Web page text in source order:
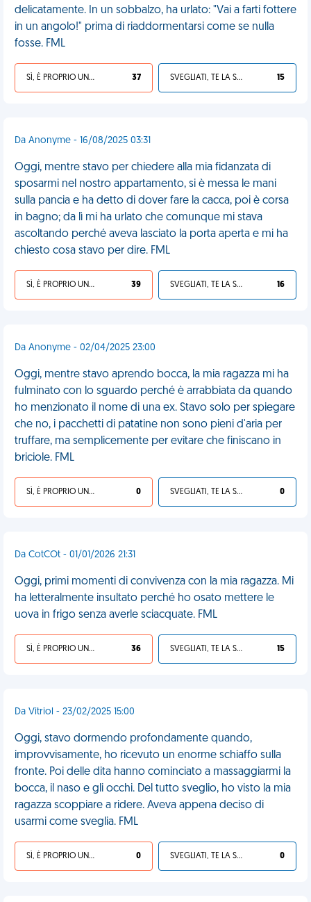
delicatamente. In un sobbalzo, ha urlato: "Vai a farti fottere
in un angolo!" prima di riaddormentarsi come se nulla
fosse. FML
SÌ, È PROPRIO UNA VDM! 37 SVEGLIATI, TE LA SEI CERCATA! 15
Da Anonyme - 16/08/2025 03:31
Oggi, mentre stavo per chiedere alla mia fidanzata di
sposarmi nel nostro appartamento, si è messa le mani
sulla pancia e ha detto di dover fare la cacca, poi è corsa
in bagno; da lì mi ha urlato che comunque mi stava
ascoltando perché aveva lasciato la porta aperta e mi ha
chiesto cosa stavo per dire. FML
SÌ, È PROPRIO UNA VDM! 39 SVEGLIATI, TE LA SEI CERCATA! 16
Da Anonyme - 02/04/2025 23:00
Oggi, mentre stavo aprendo bocca, la mia ragazza mi ha
fulminato con lo sguardo perché è arrabbiata da quando
ho menzionato il nome di una ex. Stavo solo per spiegare
che no, i pacchetti di patatine non sono pieni d'aria per
truffare, ma semplicemente per evitare che finiscano in
briciole. FML
SÌ, È PROPRIO UNA VDM! 0 SVEGLIATI, TE LA SEI CERCATA! 0
Da CotCOt - 01/01/2026 21:31
Oggi, primi momenti di convivenza con la mia ragazza. Mi
ha letteralmente insultato perché ho osato mettere le
uova in frigo senza averle sciacquate. FML
SÌ, È PROPRIO UNA VDM! 36 SVEGLIATI, TE LA SEI CERCATA! 15
Da Vitriol - 23/02/2025 15:00
Oggi, stavo dormendo profondamente quando,
improvvisamente, ho ricevuto un enorme schiaffo sulla
fronte. Poi delle dita hanno cominciato a massaggiarmi la
bocca, il naso e gli occhi. Del tutto sveglio, ho visto la mia
ragazza scoppiare a ridere. Aveva appena deciso di
usarmi come sveglia. FML
SÌ, È PROPRIO UNA VDM! 0 SVEGLIATI, TE LA SEI CERCATA! 0